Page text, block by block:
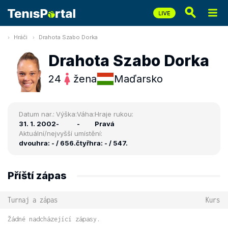
Hráči Drahota Szabo Dorka
Drahota Szabo Dorka
24 žena Maďarsko
Datum nar.:
31. 1. 2002
Výška:
-
Váha:
-
Hraje rukou:
Pravá
Aktuální/nejvyšší umístění:
dvouhra: - / 656.čtyřhra: - / 547.
Příští zápas
Turnaj a zápas Kurs
Žádné nadcházející zápasy.